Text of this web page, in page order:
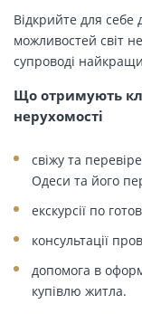
Відкрийте для
можливостей світ
супроводі
Що отримують
нерухомості
свіжу та
Одеси та його
екскурсії по
консультації
допомога в
купівлю житла.